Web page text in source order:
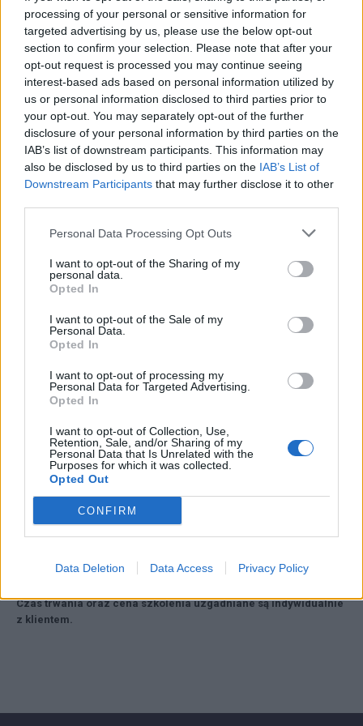
processing of your personal or sensitive information for
targeted advertising by us, please use the below opt-out
section to confirm your selection. Please note that after your
opt-out request is processed you may continue seeing
interest-based ads based on personal information utilized by
us or personal information disclosed to third parties prior to
your opt-out. You may separately opt-out of the further
disclosure of your personal information by third parties on the
IAB’s list of downstream participants. This information may
also be disclosed by us to third parties on the IAB’s List of
Downstream Participants that may further disclose it to other
Personal Data Processing Opt Outs
I want to opt-out of the Sharing of my
personal data.
Opted In
I want to opt-out of the Sale of my
Personal Data.
Opted In
I want to opt-out of processing my
Personal Data for Targeted Advertising.
Opted In
I want to opt-out of Collection, Use,
Retention, Sale, and/or Sharing of my
Personal Data that Is Unrelated with the
Purposes for which it was collected.
Opted Out
CONFIRM
Data Deletion Data Access Privacy Policy
przysposabiających do pracy.
2. Nauczyciel zna podstawę programową dla szkół specjalnych
przysposabiających do pracy.
3. Nauczyciel rozumie.
4. Nauczyciel zna cele kształcenia uczniów z niepełnosprawnością
intelektualną w stopniu umiarkowanym lub znacznym oraz dla
uczniów z niepełnosprawnościami sprzężonymi.
5. Nauczyciel zna warunki i sposoby realizacji podstawy
programowej.
1. Podstawa programowa dla szkół specjalnych przysposabiających
2. Cele kształcenia uczniów z niepełnosprawnością intelektualną w
stopniu umiarkowanym lub znacznym oraz dla uczniów z
niepełnosprawnościami sprzężonymi.
3. Formy realizacji zajęć w szkole specjalnej przysposabiającej do
4. Realizacja treści nauczania – rozwiązania praktyczne.
5. Warunki i sposoby realizacji podstawy programowej dla szkół
6. Praktyki wspomagane poza szkołą -rozwiązania praktyczne.
Forma szkolenia:stacjonarne lub zdalne
Prowadzący:
pedagog specjalny z 16-letnim doświadczeniem zawodowym,
oligofrenopedagog, terapeuta pedagogiczny i TUS, terapeuta integracji
Czas trwania oraz cena szkolenia uzgadniane są indywidualnie
z klientem.